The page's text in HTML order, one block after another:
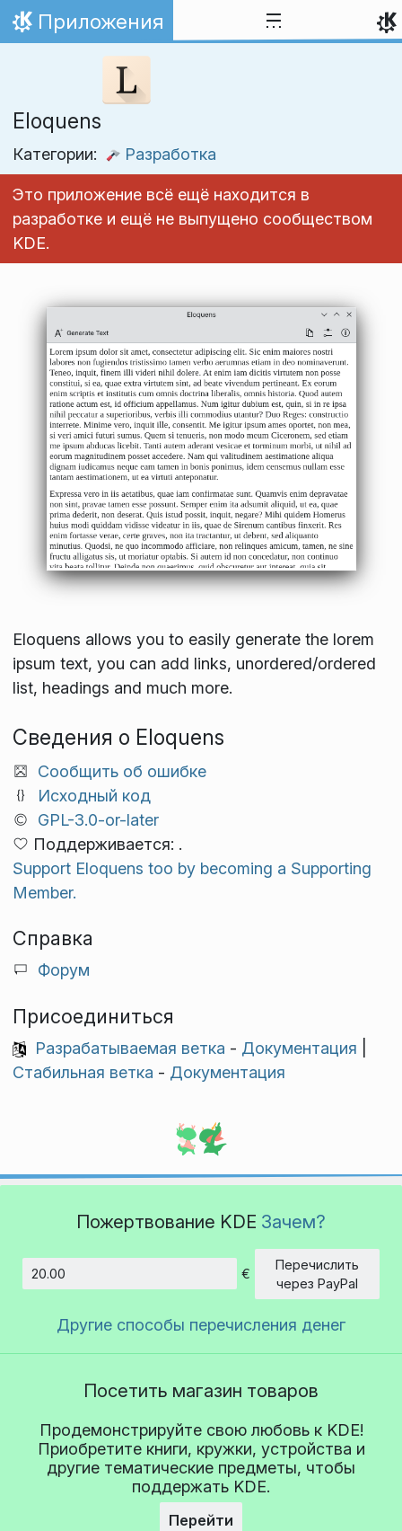
Перейти к содержимому
На главную
Приложения
Eloquens
Категории: Разработка
Это приложение всё ещё находится в
разработке и ещё не выпущено сообществом
KDE.
Eloquens allows you to easily generate the lorem
ipsum text, you can add links, unordered/ordered
list, headings and much more.
Сведения о Eloquens
Сообщить об ошибке
Исходный код
GPL-3.0-or-later
Поддерживается: .
Support Eloquens too by becoming a Supporting
Member.
Справка
Форум
Присоединиться
Разрабатываемая ветка - Документация
Стабильная ветка - Документация
Пожертвование KDE Зачем?
€
Перечислить
через PayPal
Другие способы перечисления денег
Посетить магазин товаров
Продемонстрируйте свою любовь к KDE!
Приобретите книги, кружки, устройства и
другие тематические предметы, чтобы
поддержать KDE.
Перейти